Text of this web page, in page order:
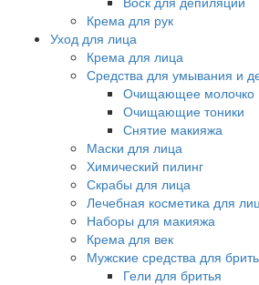
Крема для рук
Уход для лица
Крема для лица
Средства для умывания и
Очищающее молочко
Очищающие тоники
Снятие макияжа
Маски для лица
Химический пилинг
Скрабы для лица
Лечебная косметика для
Наборы для макияжа
Крема для век
Мужские средства для
Гели для бритья